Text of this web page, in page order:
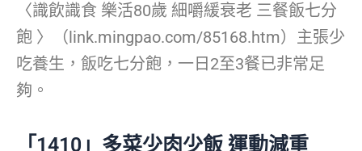
〈識飲識食 樂活80歲 細嚼緩衰老 三餐飯七分
飽 〉（link.mingpao.com/85168.htm）主張少
吃養生，飯吃七分飽，一日2至3餐已非常足
夠。
「1410」多菜少肉少飯 運動減重